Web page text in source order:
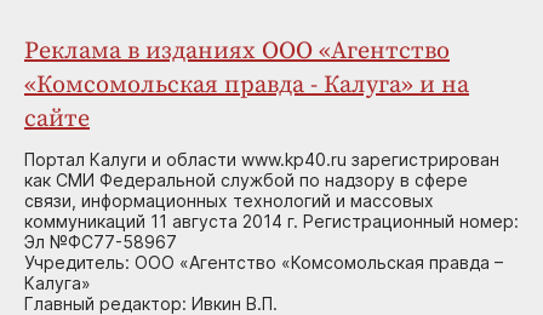
Реклама в изданиях ООО «Агентство
«Комсомольская правда - Калуга» и на
сайте
Портал Калуги и области www.kp40.ru зарегистрирован
как СМИ Федеральной службой по надзору в сфере
связи, информационных технологий и массовых
коммуникаций 11 августа 2014 г. Регистрационный номер:
Эл №ФС77-58967
Учредитель: ООО «Агентство «Комсомольская правда –
Калуга»
Главный редактор: Ивкин В.П.